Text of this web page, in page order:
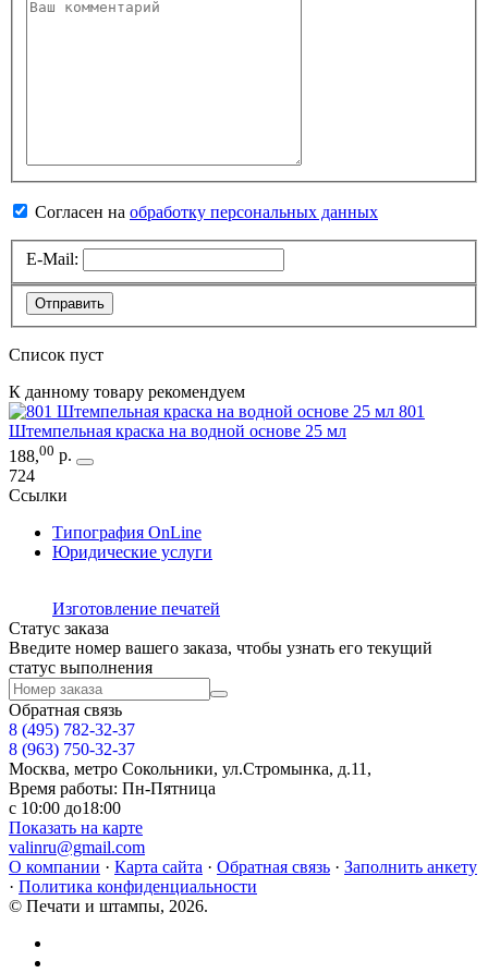
Согласен на обработку персональных данных
E-Mail:
Отправить
Список пуст
К данному товару рекомендуем
801
Штемпельная краска на водной основе 25 мл
188,00 р.
724
Ссылки
Типография OnLine
Юридические услуги
Изготовление печатей
Статус заказа
Введите номер вашего заказа, чтобы узнать его текущий
статус выполнения
Обратная связь
8 (495) 782-32-37
8 (963) 750-32-37
Москва, метро Сокольники, ул.Стромынка, д.11,
Время работы: Пн-Пятница
с 10:00 до18:00
Показать на карте
valinru@gmail.com
О компании · Карта сайта · Обратная связь · Заполнить анкету
· Политика конфиденциальности
© Печати и штампы, 2026.